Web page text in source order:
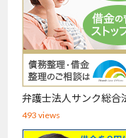
弁護士法人サンク総合
493 views